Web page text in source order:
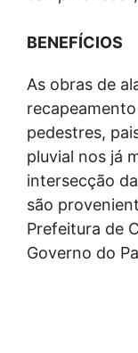
BENEFÍCIOS
As obras de
pedestres,
pluvial nos já
intersecção
são
Prefeitura de
Governo do